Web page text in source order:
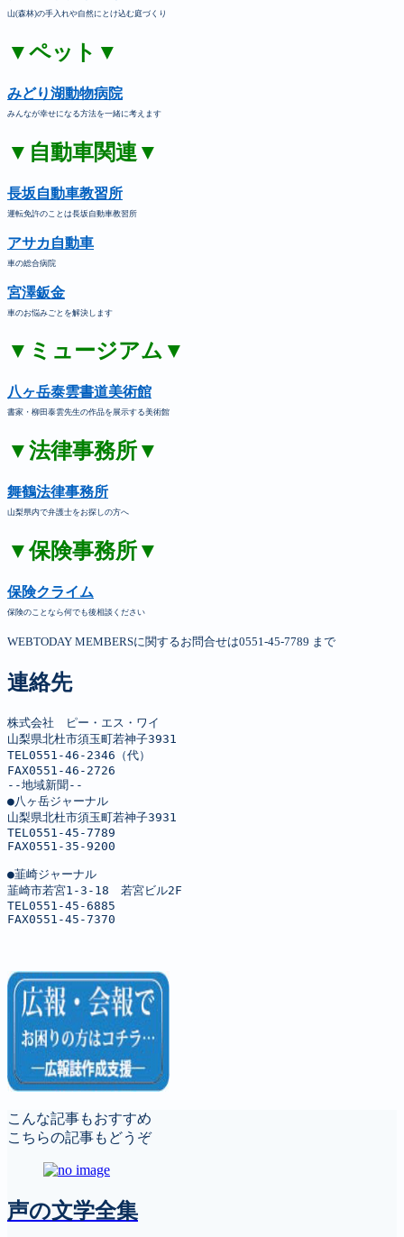
山(森林)の手入れや自然にとけ込む庭づくり
▼ペット▼
みどり湖動物病院
みんなが幸せになる方法を一緒に考えます
▼自動車関連▼
長坂自動車教習所
運転免許のことは長坂自動車教習所
アサカ自動車
車の総合病院
宮澤鈑金
車のお悩みごとを解決します
▼ミュージアム▼
八ヶ岳泰雲書道美術館
書家・柳田泰雲先生の作品を展示する美術館
▼法律事務所▼
舞鶴法律事務所
山梨県内で弁護士をお探しの方へ
▼保険事務所▼
保険クライム
保険のことなら何でも後相談ください
WEBTODAY MEMBERSに関するお問合せは0551-45-7789 まで
連絡先
株式会社　ピー・エス・ワイ
山梨県北杜市須玉町若神子3931
TEL0551-46-2346（代）
FAX0551-46-2726
--地域新聞--
●八ヶ岳ジャーナル
山梨県北杜市須玉町若神子3931
TEL0551-45-7789
FAX0551-35-9200
●韮崎ジャーナル
韮崎市若宮1-3-18　若宮ビル2F
TEL0551-45-6885
FAX0551-45-7370
こんな記事もおすすめ
こちらの記事もどうぞ
声の文学全集